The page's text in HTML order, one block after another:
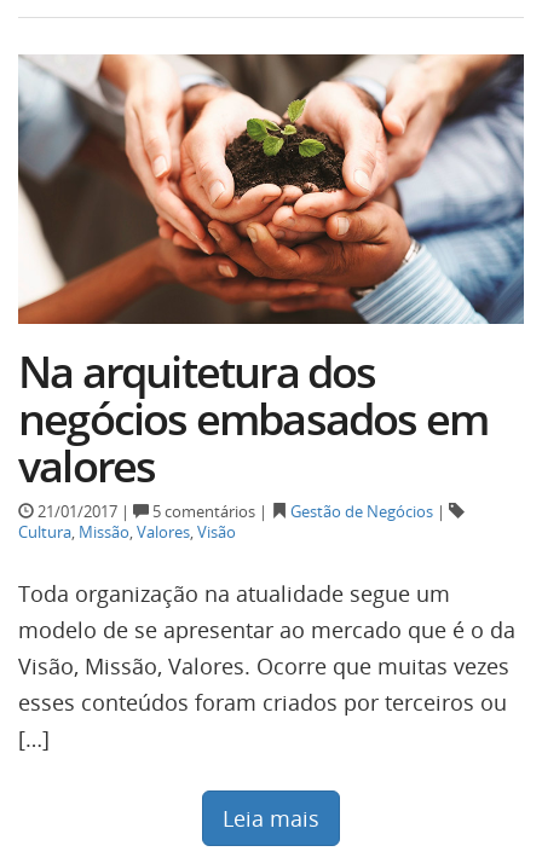
Na arquitetura dos
negócios embasados em
valores
21/01/2017 | 5 comentários | Gestão de Negócios |
Cultura, Missão,Valores,Visão
Toda organização na atualidade segue um
modelo de se apresentar ao mercado que é o da
Visão, Missão, Valores. Ocorre que muitas vezes
esses conteúdos foram criados por terceiros ou
[…]
Leia mais